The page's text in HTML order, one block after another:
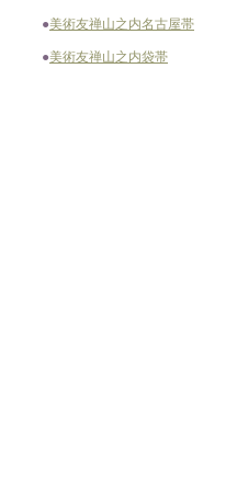
●美術友禅山之内名古屋帯
●美術友禅山之内袋帯